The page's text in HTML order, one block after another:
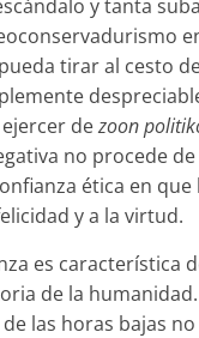
y tanta
tirar al cesto
dezoon
no procede
ética en que
y a la virtud.
es característica
de la
las horas bajas